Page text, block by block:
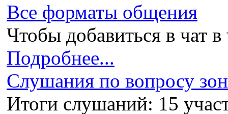
Все форматы общения
Чтобы добавиться в чат
Подробнее...
Слушания по вопросу
Итоги слушаний: 15